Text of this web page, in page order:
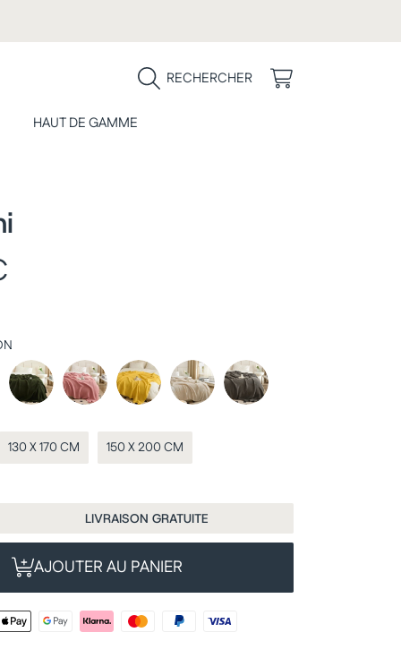
RECHERCHER PANIER
HAUT DE GAMME
VERT
FONCÉ
ROSE JAUNE BEIGE GRIS
130 X 170 CM 150 X 200 CM
LIVRAISON GRATUITE
AJOUTER AU PANIER